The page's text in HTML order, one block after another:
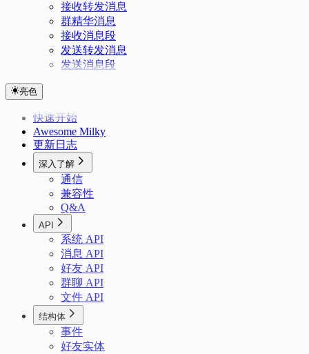
接收转发消息
群精华消息
接收消息段
发送转发消息
发送消息段
亮色
快速开始
Awesome Milky
更新日志
深入了解
通信
兼容性
Q&A
API
系统 API
消息 API
好友 API
群聊 API
文件 API
结构体
事件
好友实体